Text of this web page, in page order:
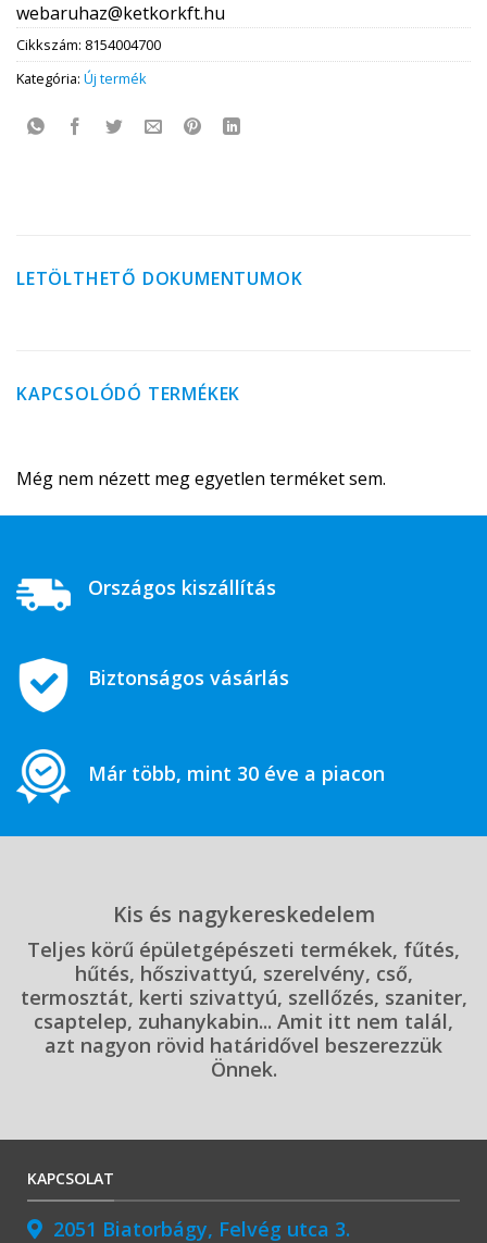
webaruhaz@ketkorkft.hu
Cikkszám: 8154004700
Kategória: Új termék
LETÖLTHETŐ DOKUMENTUMOK
KAPCSOLÓDÓ TERMÉKEK
Még nem nézett meg egyetlen terméket sem.
Országos kiszállítás
Biztonságos vásárlás
Már több, mint 30 éve a piacon
Kis és nagykereskedelem
Teljes körű épületgépészeti termékek, fűtés,
hűtés, hőszivattyú, szerelvény, cső,
termosztát, kerti szivattyú, szellőzés, szaniter,
csaptelep, zuhanykabin... Amit itt nem talál,
azt nagyon rövid határidővel beszerezzük
Önnek.
KAPCSOLAT
2051 Biatorbágy, Felvég utca 3.